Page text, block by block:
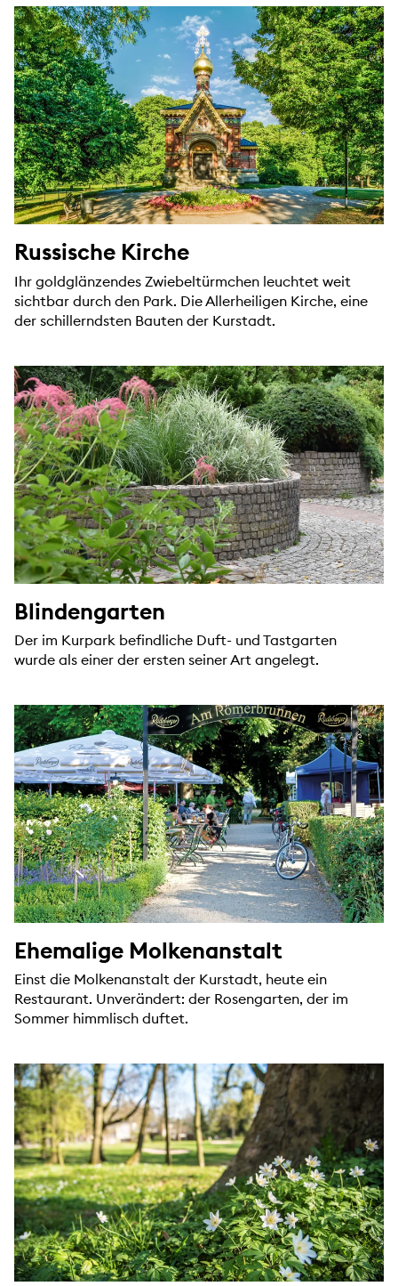
Russische Kirche
Ihr goldglänzendes Zwiebeltürmchen leuchtet weit
sichtbar durch den Park. Die Allerheiligen Kirche, eine
der schillerndsten Bauten der Kurstadt.
Blindengarten
Der im Kurpark befindliche Duft- und Tastgarten
wurde als einer der ersten seiner Art angelegt.
Ehemalige Molkenanstalt
Einst die Molkenanstalt der Kurstadt, heute ein
Restaurant. Unverändert: der Rosengarten, der im
Sommer himmlisch duftet.